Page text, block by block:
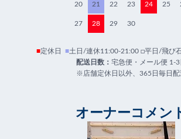
20 21 22 23 24 25
27 28 29 30
■定休日 ■土日/連休11:00-21:00 □平日/飛び
配送日数： 宅急便・メール便 1-3
※店舗定休日以外、365日毎日配
オーナーコメン